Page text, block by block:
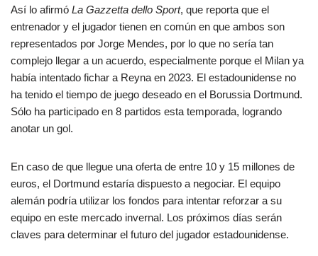
Así lo afirmó La Gazzetta dello Sport, que reporta que el
entrenador y el jugador tienen en común en que ambos son
representados por Jorge Mendes, por lo que no sería tan
complejo llegar a un acuerdo, especialmente porque el Milan ya
había intentado fichar a Reyna en 2023. El estadounidense no
ha tenido el tiempo de juego deseado en el Borussia Dortmund.
Sólo ha participado en 8 partidos esta temporada, logrando
anotar un gol.
En caso de que llegue una oferta de entre 10 y 15 millones de
euros, el Dortmund estaría dispuesto a negociar. El equipo
alemán podría utilizar los fondos para intentar reforzar a su
equipo en este mercado invernal. Los próximos días serán
claves para determinar el futuro del jugador estadounidense.